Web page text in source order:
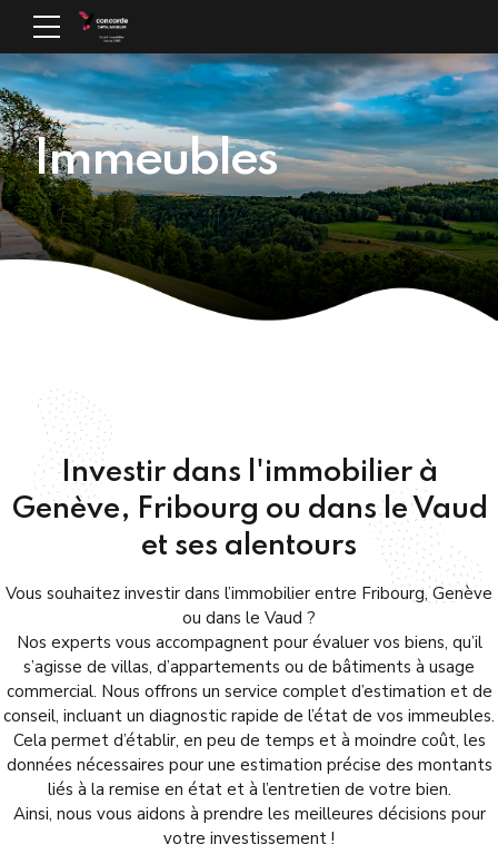
Immeubles
Investir dans l'immobilier à
Genève, Fribourg ou dans le Vaud
et ses alentours
Vous souhaitez investir dans l’immobilier entre Fribourg, Genève
ou dans le Vaud ?
Nos experts vous accompagnent pour évaluer vos biens, qu’il
s’agisse de villas, d’appartements ou de bâtiments à usage
commercial. Nous offrons un service complet d’estimation et de
conseil, incluant un diagnostic rapide de l’état de vos immeubles.
Cela permet d’établir, en peu de temps et à moindre coût, les
données nécessaires pour une estimation précise des montants
liés à la remise en état et à l’entretien de votre bien.
Ainsi, nous vous aidons à prendre les meilleures décisions pour
votre investissement !